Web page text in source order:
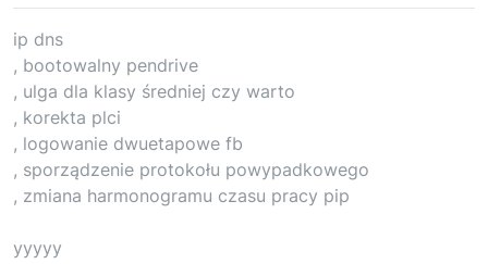
ip dns
, bootowalny pendrive
, ulga dla klasy średniej czy warto
, korekta plci
, logowanie dwuetapowe fb
, sporządzenie protokołu powypadkowego
, zmiana harmonogramu czasu pracy pip
yyyyy